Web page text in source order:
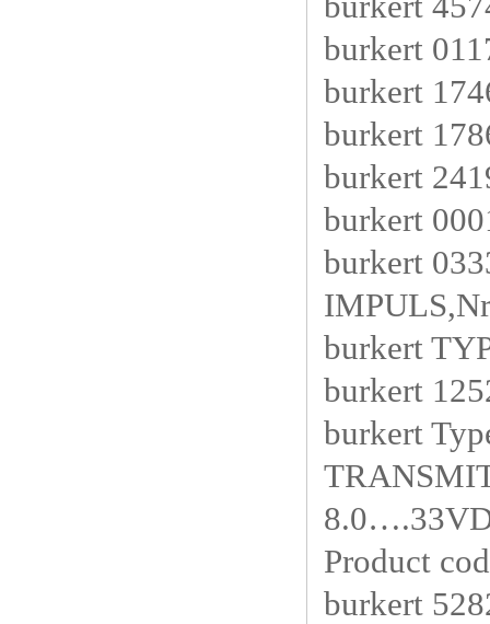
burkert
burkert
burkert
burkert
burkert
burkert
burkert
burkert
burkert
Product
burkert